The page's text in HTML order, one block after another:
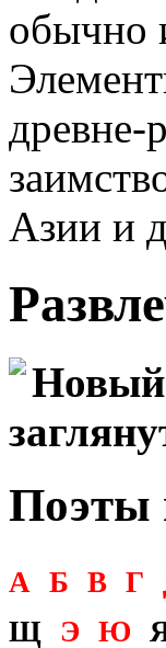
обычно
Азии и
Поэты
А Б В Г
Щ Э Ю